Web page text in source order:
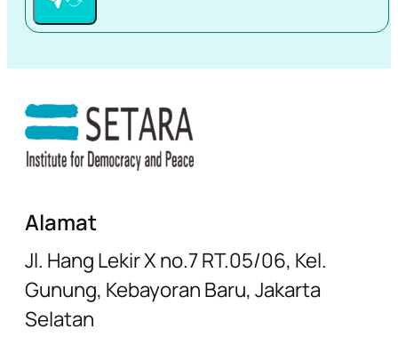
Alamat
Jl. Hang Lekir X no.7 RT.05/06, Kel.
Gunung, Kebayoran Baru, Jakarta
Selatan